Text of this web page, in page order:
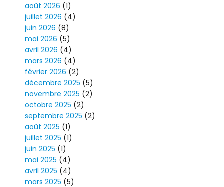
août 2026 (1)
juillet 2026 (4)
juin 2026 (8)
mai 2026 (5)
avril 2026 (4)
mars 2026 (4)
février 2026 (2)
décembre 2025 (5)
novembre 2025 (2)
octobre 2025 (2)
septembre 2025 (2)
août 2025 (1)
juillet 2025 (1)
juin 2025 (1)
mai 2025 (4)
avril 2025 (4)
mars 2025 (5)